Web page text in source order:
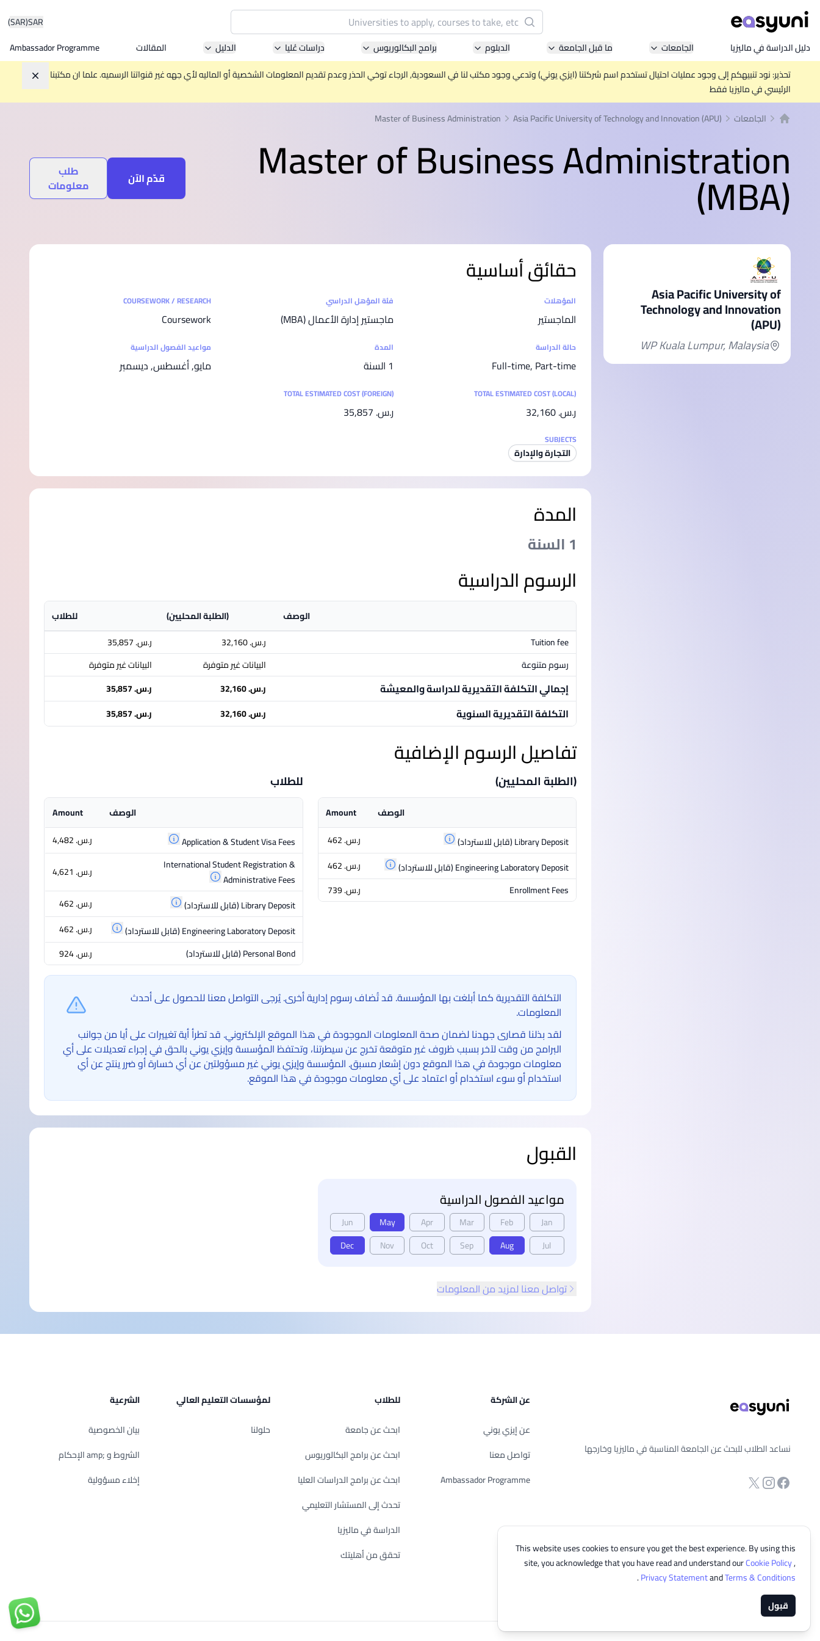
SAR
(SAR) البحث
Asia Pacific University of Technology and Innovation
(APU)
courses
International Medical University (IMU)
Malaysia's first and most established private medical and
healthcare university
Massachusetts Institute of Technology (MIT)
SEGi University Kota Damansara
Management and Science University (MSU)
دليل الدراسة في ماليزيا الجامعات ما قبل الجامعة الدبلوم برامج البكالوريوس دراسات عُليا الدليل المقالات
Ambassador Programme
تحذير: نود تنبيهكم إلى وجود عمليات احتيال تستخدم اسم شركتنا (ايزي يوني) وتدعي وجود مكتب لنا في السعودية, الرجاء توخي الحذر وعدم تقديم المعلومات الشخصية أو الماليه لأي جهه غير قنواتنا الرسميه. علما ان مكتبنا
الرئيسي في ماليزيا فقط
تجاهل
الجامعات Asia Pacific University of Technology and Innovation (APU)
Master of Business Administration
Master of Business Administration
(MBA) قدّم الآن
طلب
معلومات
Asia Pacific University of
Technology and Innovation
(APU)
WP Kuala Lumpur, Malaysia
حقائق أساسية
إحصائيات
المؤهلات
الماجستير
فئة المؤهل الدراسي
ماجستير إدارة الأعمال (MBA)
COURSEWORK / RESEARCH
Coursework
حالة الدراسة
Full-time, Part-time
المدة
1 السنة
مواعيد الفصول الدراسية
مايو, أغسطس, ديسمبر
TOTAL ESTIMATED COST (LOCAL)
ر.س.‏ 32,160
TOTAL ESTIMATED COST (FOREIGN)
ر.س.‏ 35,857
SUBJECTS
التجارة والإدارة
المدة
1 السنة
الرسوم الدراسية
الوصف (الطلبة المحليين)
للطلاب
Tuition fee
ر.س.‏ 32,160
ر.س.‏ 35,857
رسوم متنوعة
البيانات غير متوفرة البيانات غير متوفرة
إجمالي التكلفة التقديرية للدراسة والمعيشة ر.س.‏ 32,160 ر.س.‏ 35,857
التكلفة التقديرية السنوية ر.س.‏ 32,160 ر.س.‏ 35,857
تفاصيل الرسوم الإضافية
(الطلبة المحليين)
الوصف
Amount
Library Deposit(قابل للاسترداد)
ر.س.‏ 462
Engineering Laboratory Deposit(قابل للاسترداد)
ر.س.‏ 462
Enrollment Fees
ر.س.‏ 739
للطلاب
الوصف
Amount
Application & Student Visa Fees
ر.س.‏ 4,482
International Student Registration &
Administrative Fees
ر.س.‏ 4,621
Library Deposit(قابل للاسترداد)
ر.س.‏ 462
Engineering Laboratory Deposit(قابل للاسترداد)
ر.س.‏ 462
Personal Bond(قابل للاسترداد) ر.س.‏ 924
التكلفة التقديرية كما أبلغت بها المؤسسة. قد تُضاف رسوم إدارية أخرى. يُرجى التواصل معنا للحصول على أحدث
المعلومات.
لقد بذلنا قصارى جهدنا لضمان صحة المعلومات الموجودة في هذا الموقع الإلكتروني. قد تطرأ أية تغييرات على أيا من جوانب
البرامج من وقت لآخر بسبب ظروف غير متوقعة تخرج عن سيطرتنا، وتحتفظ المؤسسة وإيزي يوني بالحق في إجراء تعديلات على أي
معلومات موجودة في هذا الموقع دون إشعار مسبق. المؤسسة وإيزي يوني غير مسؤولتين عن أي خسارة أو ضرر ينتج عن أي
استخدام أو سوء استخدام أو اعتماد على أي معلومات موجودة في هذا الموقع.
القبول
مواعيد الفصول الدراسية
Jan
Feb
Mar
Apr
May
Jun
Jul
Aug
Sep
Oct
Nov
Dec
تواصل معنا لمزيد من المعلومات
This website uses cookies to ensure you get the best experience. By using this
site, you acknowledge that you have read and understand ourCookie Policy,
Privacy StatementandTerms & Conditions
.
قبول
تواصل
نساعد الطلاب للبحث عن الجامعة المناسبة في ماليزيا وخارجها
صفحة الفيسبوك
انستجرام
Twitter
عن الشركة
عن إيزي يوني
تواصل معنا
Ambassador Programme
للطلاب
ابحث عن جامعة
ابحث عن برامج البكالوريوس
ابحث عن برامج الدراسات العليا
تحدث إلى المستشار التعليمي
الدراسة في ماليزيا
تحقق من أهليتك
لمؤسسات التعليم العالي
حلولنا
الشرعية
بيان الخصوصية
الشروط و ;amp الإحكام
إخلاء مسؤولية